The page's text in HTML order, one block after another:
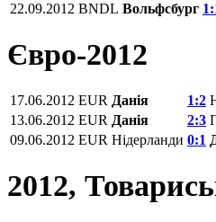
22.09.2012 BNDL Вольфсбург
Євро-2012
17.06.2012 EUR Данія 1:2
13.06.2012 EUR Данія 2:3
09.06.2012 EUR Нідерланди 0:1
2012,